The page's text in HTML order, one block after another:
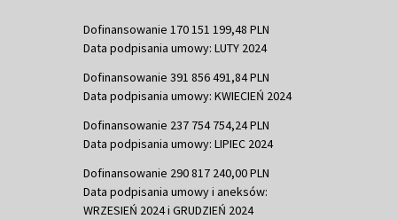
Dofinansowanie 170 151 199,48 PLN
Data podpisania umowy: LUTY 2024
Dofinansowanie 391 856 491,84 PLN
Data podpisania umowy: KWIECIEŃ 2024
Dofinansowanie 237 754 754,24 PLN
Data podpisania umowy: LIPIEC 2024
Dofinansowanie 290 817 240,00 PLN
Data podpisania umowy i aneksów:
WRZESIEŃ 2024 i GRUDZIEŃ 2024